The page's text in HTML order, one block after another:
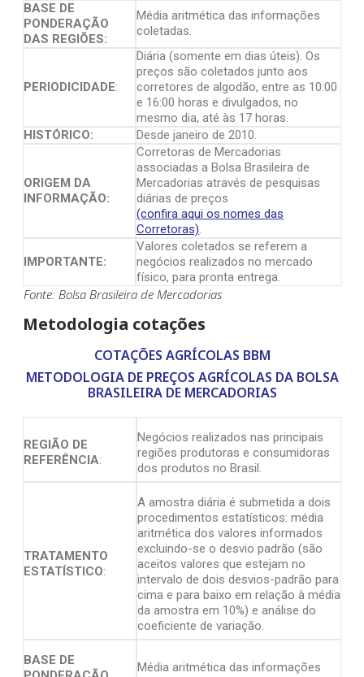
BASE DE
PONDERAÇÃO
DAS REGIÕES:
Média aritmética das informações
coletadas.
PERIODICIDADE:
Diária (somente em dias úteis). Os
preços são coletados junto aos
corretores de algodão, entre as 10:00
e 16:00 horas e divulgados, no
mesmo dia, até às 17 horas.
HISTÓRICO:
Desde janeiro de 2010.
ORIGEM DA
INFORMAÇÃO:
Corretoras de Mercadorias
associadas a Bolsa Brasileira de
Mercadorias através de pesquisas
diárias de preços
(confira aqui os nomes das
Corretoras).
IMPORTANTE:
Valores coletados se referem a
negócios realizados no mercado
físico, para pronta entrega.
Fonte: Bolsa Brasileira de Mercadorias
Metodologia cotações
COTAÇÕES AGRÍCOLAS BBM
METODOLOGIA DE PREÇOS AGRÍCOLAS DA BOLSA
BRASILEIRA DE MERCADORIAS
REGIÃO DE
REFERÊNCIA:
Negócios realizados nas principais
regiões produtoras e consumidoras
dos produtos no Brasil.
TRATAMENTO
ESTATÍSTICO:
A amostra diária é submetida a dois
procedimentos estatísticos: média
aritmética dos valores informados
excluindo-se o desvio padrão (são
aceitos valores que estejam no
intervalo de dois desvios-padrão para
cima e para baixo em relação à média
da amostra em 10%) e análise do
coeficiente de variação.
BASE DE
Média aritmética das informações